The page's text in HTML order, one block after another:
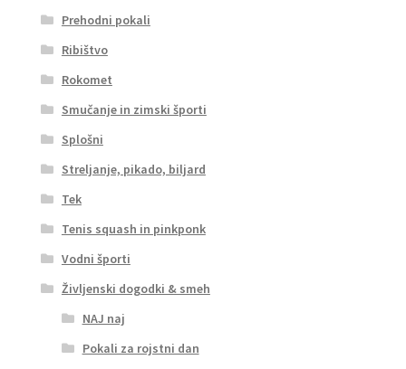
Prehodni pokali
Ribištvo
Rokomet
Smučanje in zimski športi
Splošni
Streljanje, pikado, biljard
Tek
Tenis squash in pinkponk
Vodni športi
Življenski dogodki & smeh
NAJ naj
Pokali za rojstni dan